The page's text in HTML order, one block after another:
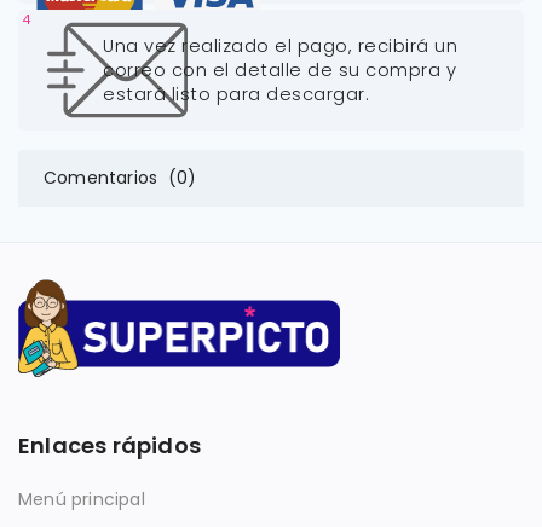
4
Una vez realizado el pago, recibirá un
correo con el detalle de su compra y
estará listo para descargar.
Comentarios (0)
Enlaces rápidos
Menú principal